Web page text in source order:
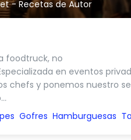
- Recetas de Autor
foodtruck, no
en eventos
chefs y ponemos nuestro
Gofres Hamburguesas